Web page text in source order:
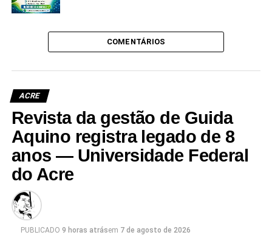
COMENTÁRIOS
ACRE
Revista da gestão de Guida
Aquino registra legado de 8
anos — Universidade Federal
do Acre
PUBLICADO 9 horas atrásem 7 de agosto de 2026